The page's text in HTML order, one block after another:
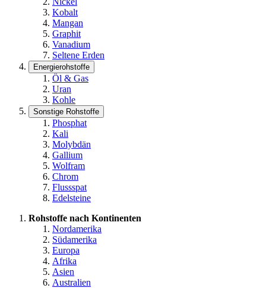
Kobalt
Mangan
Graphit
Vanadium
Seltene Erden
Energierohstoffe
Öl & Gas
Uran
Kohle
Sonstige Rohstoffe
Phosphat
Kali
Molybdän
Gallium
Wolfram
Chrom
Flussspat
Edelsteine
Rohstoffe nach Kontinenten
Nordamerika
Südamerika
Europa
Afrika
Asien
Australien